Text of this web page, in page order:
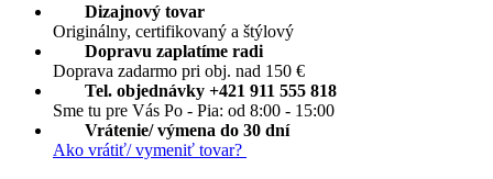
Dizajnový tovar
Originálny, certifikovaný a štýlový
Dopravu zaplatíme radi
Doprava zadarmo pri obj. nad 150 €
Tel. objednávky +421 911 555 818
Sme tu pre Vás Po - Pia: od 8:00 - 15:00
Vrátenie/ výmena do 30 dní
Ako vrátiť/ vymeniť tovar?